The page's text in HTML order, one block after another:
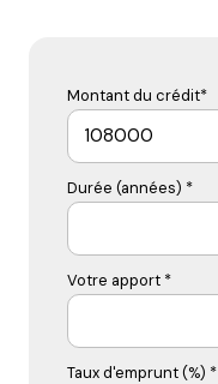
Montant du crédit*
Durée (années) *
Votre apport *
Taux d'emprunt (%) *